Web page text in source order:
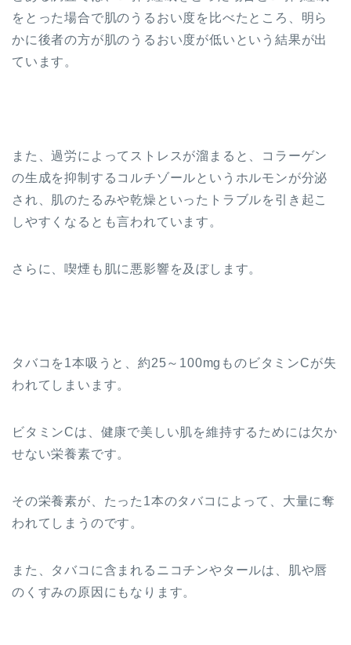
をとった場合で肌のうるおい度を比べたところ、明ら
かに後者の方が肌のうるおい度が低いという結果が出
ています。
また、過労によってストレスが溜まると、コラーゲン
の生成を抑制するコルチゾールというホルモンが分泌
され、肌のたるみや乾燥といったトラブルを引き起こ
しやすくなるとも言われています。
さらに、喫煙も肌に悪影響を及ぼします。
タバコを1本吸うと、約25～100mgものビタミンCが失
われてしまいます。
ビタミンCは、健康で美しい肌を維持するためには欠か
せない栄養素です。
その栄養素が、たった1本のタバコによって、大量に奪
われてしまうのです。
また、タバコに含まれるニコチンやタールは、肌や唇
のくすみの原因にもなります。